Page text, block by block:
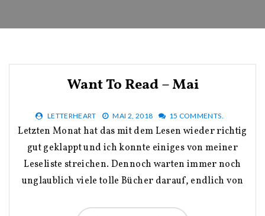
Want To Read – Mai
LETTERHEART MAI 2, 2018 15 COMMENTS.
Letzten Monat hat das mit dem Lesen wieder richtig
gut geklappt und ich konnte einiges von meiner
Leseliste streichen. Dennoch warten immer noch
unglaublich viele tolle Bücher darauf, endlich von